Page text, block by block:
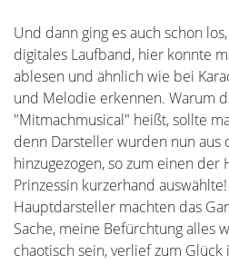
Und dann ging es auch schon
digitales Laufband, hier konnte
ablesen und ähnlich wie bei
und Melodie erkennen. Warum
"Mitmachmusical" heißt, sollte
denn Darsteller wurden nun aus
hinzugezogen, so zum einen der
Prinzessin kurzerhand
Hauptdarsteller machten das
Sache, meine Befürchtung alles
chaotisch sein, verlief zum Glück